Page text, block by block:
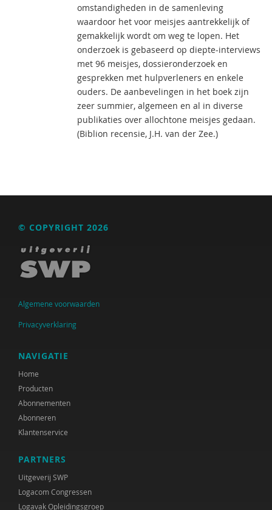
omstandigheden in de samenleving
waardoor het voor meisjes aantrekkelijk of
gemakkelijk wordt om weg te lopen. Het
onderzoek is gebaseerd op diepte-interviews
met 96 meisjes, dossieronderzoek en
gesprekken met hulpverleners en enkele
ouders. De aanbevelingen in het boek zijn
zeer summier, algemeen en al in diverse
publikaties over allochtone meisjes gedaan.
(Biblion recensie, J.H. van der Zee.)
© COPYRIGHT 2026
Algemene voorwaarden
Privacyverklaring
NAVIGATIE
Home
Producten
Abonnementen
Abonneren
Klantenservice
PARTNERS
Uitgeverij SWP
Logacom Congressen
Logavak Opleidingsgroep